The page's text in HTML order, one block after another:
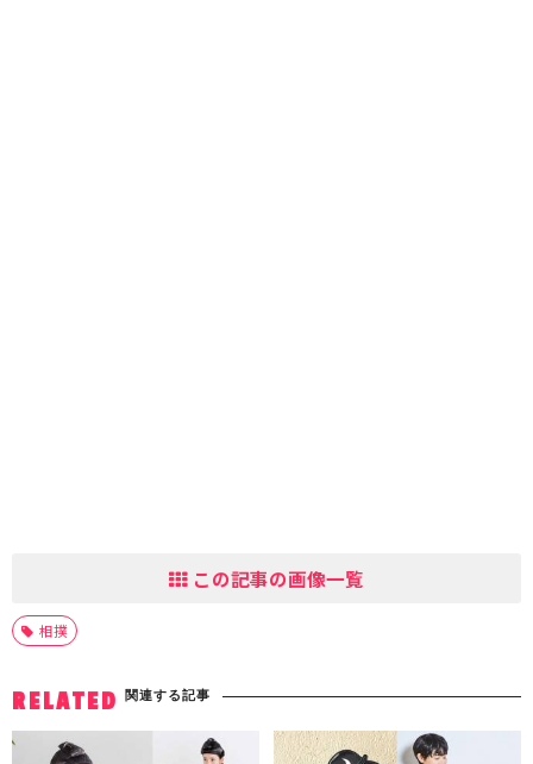
この記事の画像一覧
相撲
RELATED 関連する記事